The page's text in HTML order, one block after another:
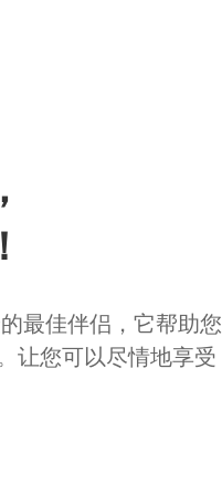
最佳伴侣，它帮助您
让您可以尽情地享受